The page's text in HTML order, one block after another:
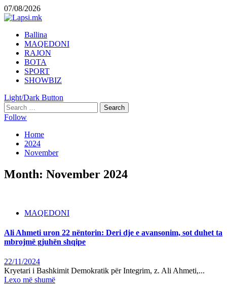
Skip
to
07/08/2026
Primary
Menu
Ballina
MAQEDONI
RAJON
BOTA
SPORT
SHOWBIZ
Light/Dark Button
Search
for:
Follow
Home
2024
November
Month: November 2024
MAQEDONI
Ali Ahmeti uron 22 nëntorin: Deri dje e avansonim, sot duhet ta
mbrojmë gjuhën shqipe
22/11/2024
Kryetari i Bashkimit Demokratik për Integrim, z. Ali Ahmeti,...
Lexo më shumë